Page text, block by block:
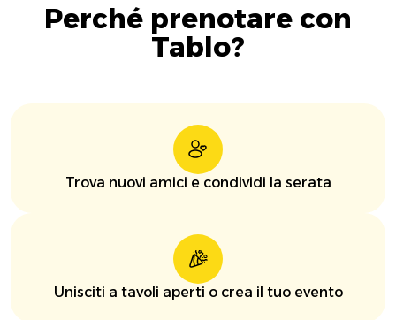
Perché prenotare con
Tablo?
Trova nuovi amici e condividi la serata
Unisciti a tavoli aperti o crea il tuo evento